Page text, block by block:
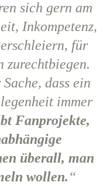
sich gern am
Inkompetenz,
für
zurechtbiegen.
dass ein
immer
Fanprojekte,
überall, man
wollen.“